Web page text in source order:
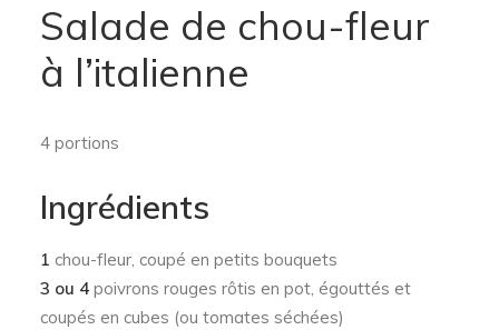
Salade de chou-fleur
à l’italienne
4 portions
Ingrédients
1 chou-fleur, coupé en petits bouquets
3 ou 4 poivrons rouges rôtis en pot, égouttés et
coupés en cubes (ou tomates séchées)